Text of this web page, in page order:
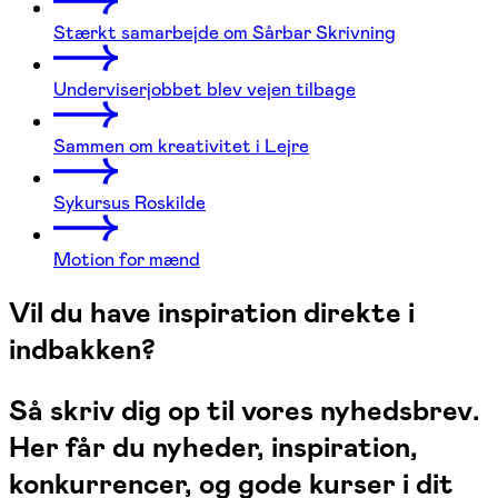
Stærkt samarbejde om Sårbar Skrivning
Underviserjobbet blev vejen tilbage
Sammen om kreativitet i Lejre
Sykursus Roskilde
Motion for mænd
Vil du have inspiration direkte i
indbakken?
Så skriv dig op til vores nyhedsbrev.
Her får du nyheder, inspiration,
konkurrencer, og gode kurser i dit